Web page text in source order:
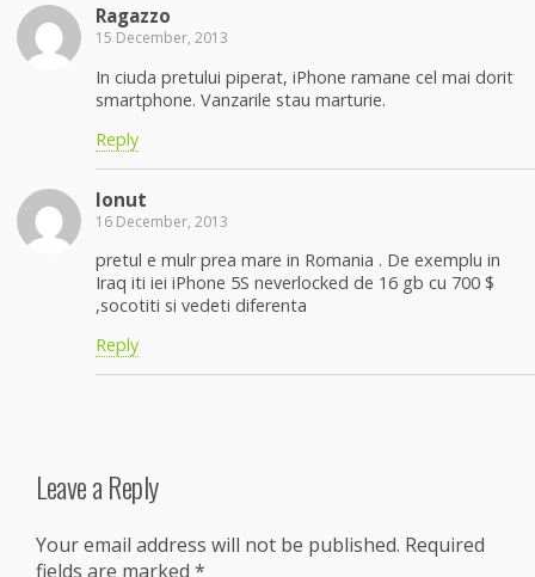
Ragazzo
15 December, 2013
In ciuda pretului piperat, iPhone ramane cel mai dorit
smartphone. Vanzarile stau marturie.
Reply
Ionut
16 December, 2013
pretul e mulr prea mare in Romania . De exemplu in
Iraq iti iei iPhone 5S neverlocked de 16 gb cu 700 $
,socotiti si vedeti diferenta
Reply
Leave a Reply
Your email address will not be published. Required
fields are marked *